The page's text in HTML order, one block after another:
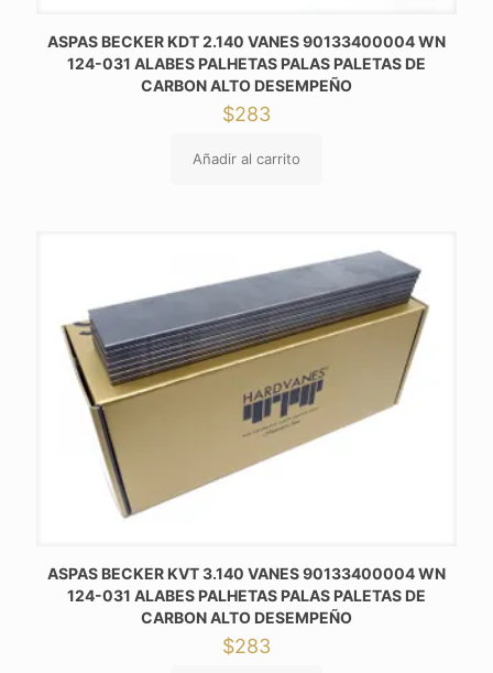
ASPAS BECKER KDT 2.140 VANES 90133400004 WN
124-031 ALABES PALHETAS PALAS PALETAS DE
CARBON ALTO DESEMPEÑO
$283
Añadir al carrito
ASPAS BECKER KVT 3.140 VANES 90133400004 WN
124-031 ALABES PALHETAS PALAS PALETAS DE
CARBON ALTO DESEMPEÑO
$283